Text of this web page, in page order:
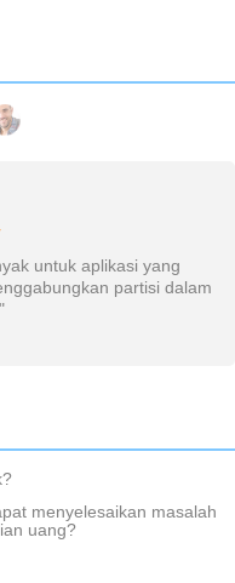
untuk aplikasi yang
partisi dalam
menyelesaikan masalah
uang?